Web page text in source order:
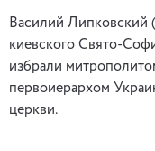
Василий Липковский
киевского Свято-
избрали
первоиерархом
церкви.